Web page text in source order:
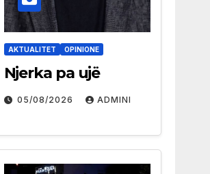
AKTUALITET OPINIONE
Njerka pa ujë
05/08/2026 ADMINI